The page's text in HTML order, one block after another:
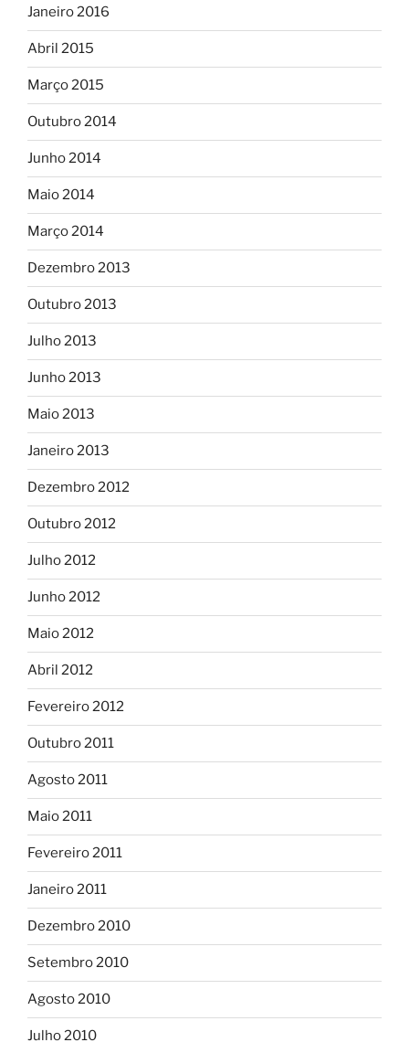
Janeiro 2016
Abril 2015
Março 2015
Outubro 2014
Junho 2014
Maio 2014
Março 2014
Dezembro 2013
Outubro 2013
Julho 2013
Junho 2013
Maio 2013
Janeiro 2013
Dezembro 2012
Outubro 2012
Julho 2012
Junho 2012
Maio 2012
Abril 2012
Fevereiro 2012
Outubro 2011
Agosto 2011
Maio 2011
Fevereiro 2011
Janeiro 2011
Dezembro 2010
Setembro 2010
Agosto 2010
Julho 2010